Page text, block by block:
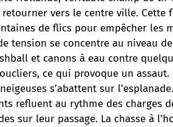
vers le centre ville. Cette
de flics pour empêcher les
tension se concentre au niveau
et canons à eau contre
ce qui provoque un
s’abattent sur
refluent au rythme des charges
sur leur passage. La chasse à